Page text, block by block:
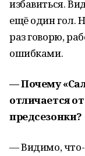
избавиться.
ещё один гол.
раз говорю,
ошибками.
— Почему
отличается
предсезонки?
— Видимо, что-